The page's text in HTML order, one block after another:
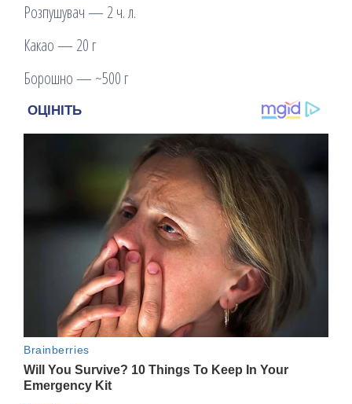
Розпушувач — 2 ч. л.
Какао — 20 г
Борошно — ~500 г